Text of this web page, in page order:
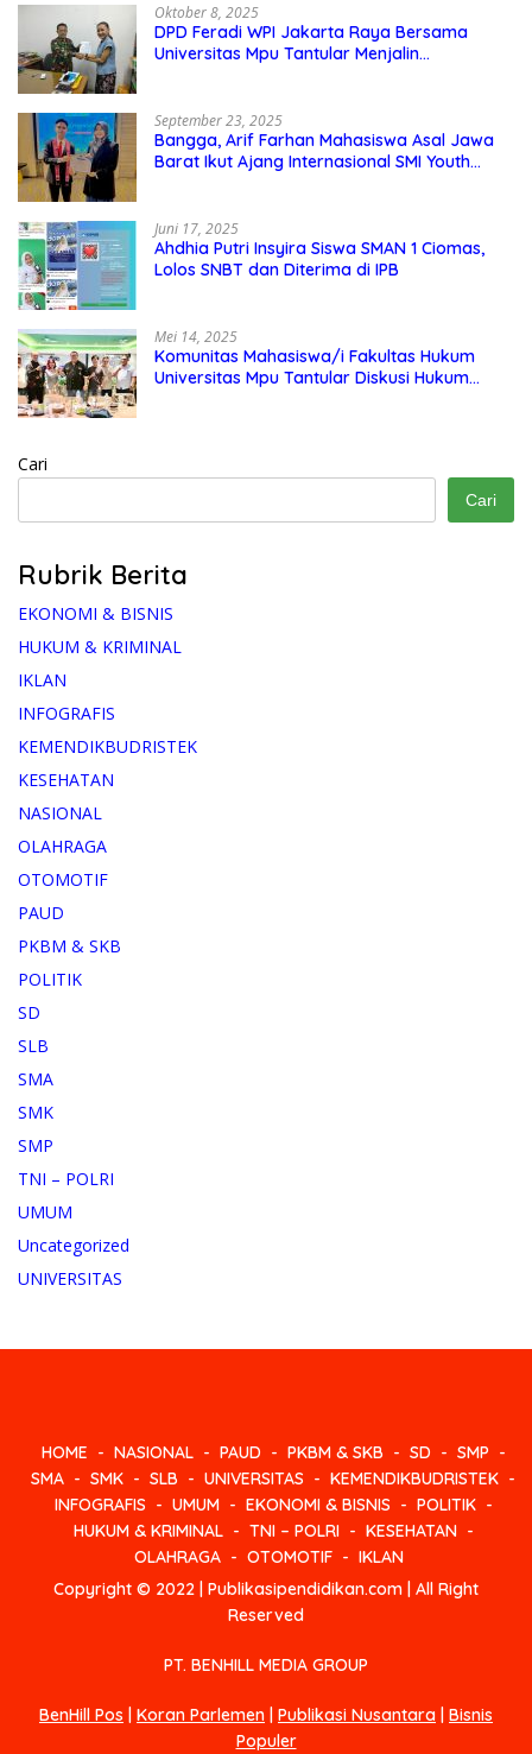
Oktober 8, 2025
DPD Feradi WPI Jakarta Raya Bersama
Universitas Mpu Tantular Menjalin
September 23, 2025
Bangga, Arif Farhan Mahasiswa Asal Jawa
Barat Ikut Ajang Internasional SMI Youth
Juni 17, 2025
Ahdhia Putri Insyira Siswa SMAN 1 Ciomas,
Lolos SNBT dan Diterima di IPB
Mei 14, 2025
Komunitas Mahasiswa/i Fakultas Hukum
Universitas Mpu Tantular Diskusi Hukum
Cari
Cari
Rubrik Berita
EKONOMI & BISNIS
HUKUM & KRIMINAL
IKLAN
INFOGRAFIS
KEMENDIKBUDRISTEK
KESEHATAN
NASIONAL
OLAHRAGA
OTOMOTIF
PAUD
PKBM & SKB
POLITIK
SD
SLB
SMA
SMK
SMP
TNI – POLRI
UMUM
Uncategorized
UNIVERSITAS
HOME NASIONAL PAUD PKBM & SKB SD
SMP
SMA
SMK SLB UNIVERSITAS
KEMENDIKBUDRISTEK
INFOGRAFIS
UMUM EKONOMI & BISNIS
POLITIK
HUKUM & KRIMINAL
TNI – POLRI
KESEHATAN
OLAHRAGA
OTOMOTIF
IKLAN
Copyright © 2022 | Publikasipendidikan.com | All Right
Reserved
PT. BENHILL MEDIA GROUP
BenHill Pos | Koran Parlemen | Publikasi Nusantara | Bisnis
Populer